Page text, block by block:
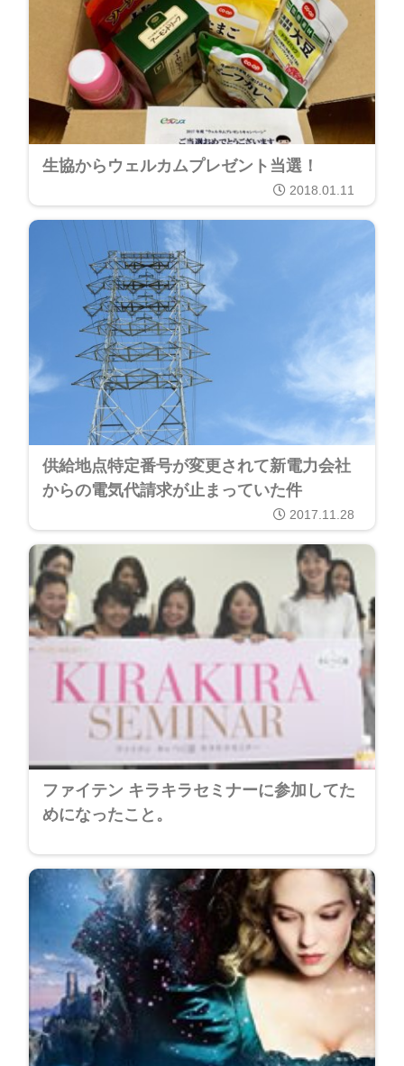
生協からウェルカムプレゼント当選！
2018.01.11
供給地点特定番号が変更されて新電力会社
からの電気代請求が止まっていた件
2017.11.28
ファイテン キラキラセミナーに参加してた
めになったこと。